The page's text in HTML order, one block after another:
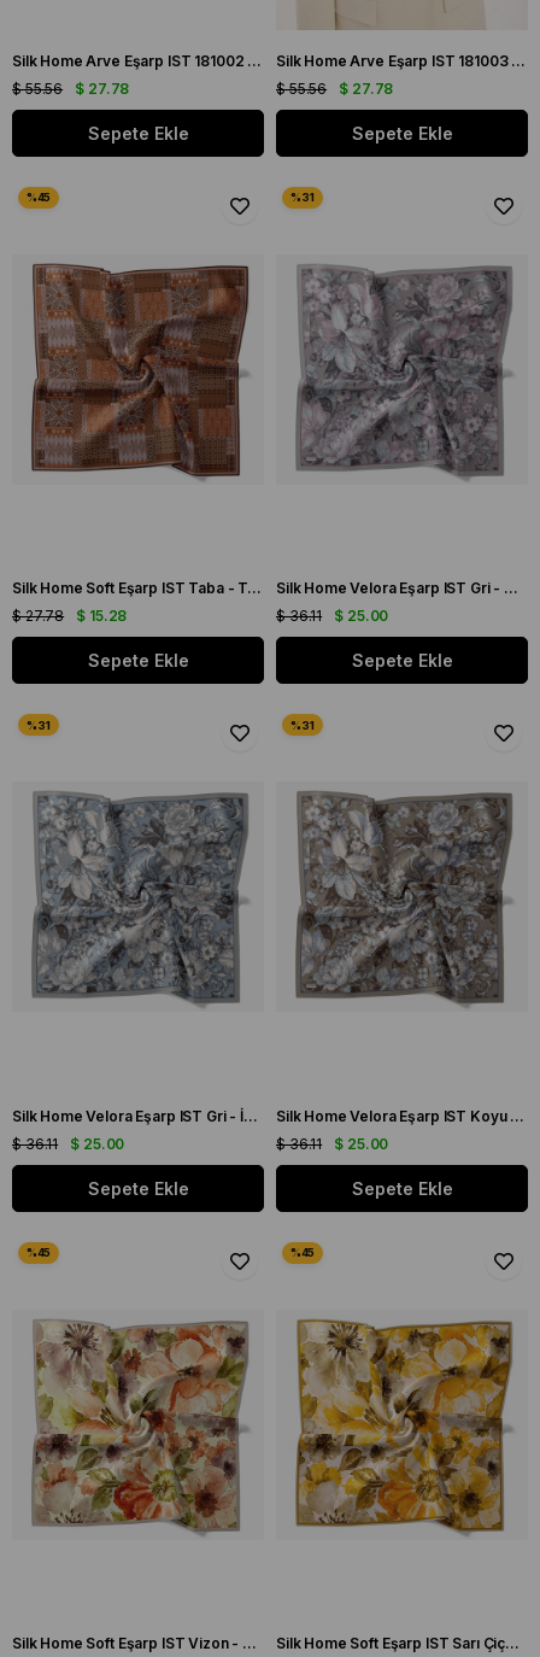
Silk Home Arve Eşarp IST 181002 - 09 İndigo Etnik Desen
$ 27.78
$ 55.56
Sepete Ekle
Silk Home Arve Eşarp IST 181003 - 06 Lavanta Soyut Desen
$ 27.78
$ 55.56
Sepete Ekle
Silk Home Soft Eşarp IST Taba - Turuncu Etnik Desen
$ 15.28
$ 27.78
Sepete Ekle
Silk Home Velora Eşarp IST Gri - Mürdüm Çiçek Desen
$ 25.00
$ 36.11
Sepete Ekle
Silk Home Velora Eşarp IST Gri - İndigo Çiçek Desen
$ 25.00
$ 36.11
Sepete Ekle
Silk Home Velora Eşarp IST Koyu Vizon - Mavi Çiçek Desen
$ 25.00
$ 36.11
Sepete Ekle
Silk Home Soft Eşarp IST Vizon - Turuncu Çiçek Desen Silk Home Soft Eşarp IST Sarı Çiçek Desen